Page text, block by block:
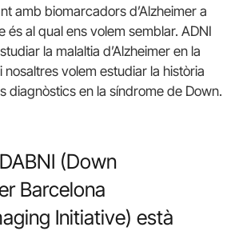
amb biomarcadors d’Alzheimer a
és al qual ens volem semblar. ADNI
la malaltia d’Alzheimer en la
nosaltres volem estudiar la història
diagnòstics en la síndrome de Down.
(Down
Barcelona
Initiative) està